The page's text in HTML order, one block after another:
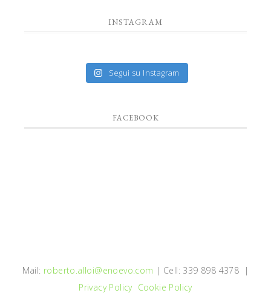
INSTAGRAM
Segui su Instagram
FACEBOOK
Mail: roberto.alloi@enoevo.com | Cell: 339 898 4378 |
Privacy Policy Cookie Policy